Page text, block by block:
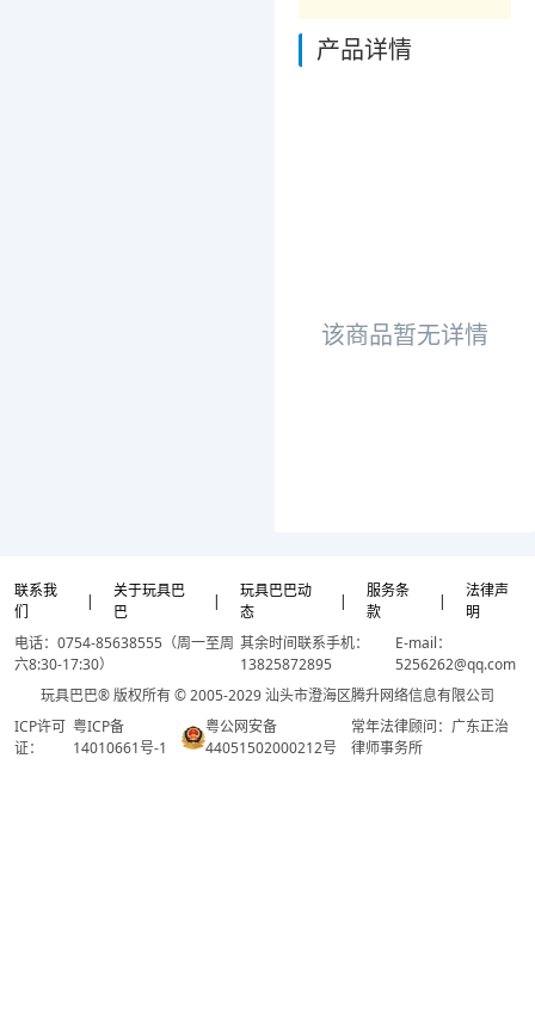
产品详情
该商品暂无详情
联系我
们
|
关于玩具巴
巴
|
玩具巴巴动
态
|
服务条
款
|
法律声
明
电话：0754-85638555（周一至周
六8:30-17:30）
其余时间联系手机：
13825872895
E-mail：
5256262@qq.com
玩具巴巴® 版权所有 © 2005-2029 汕头市澄海区腾升网络信息有限公司
ICP许可
证：
粤ICP备
14010661号-1
粤公网安备
44051502000212号
常年法律顾问：广东正治
律师事务所